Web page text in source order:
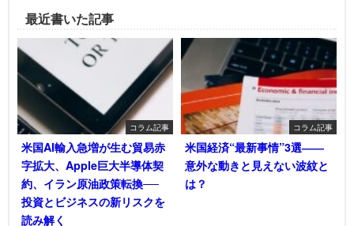
最近書いた記事
コラム記事
米国AI輸入急増が生む貿易赤
字拡大、Apple巨大半導体契
約、イラン原油政策転換──
投資とビジネスの新リスクを
読み解く
コラム記事
米国経済“最新事情”3選――
意外な動きと見えない波紋と
は？